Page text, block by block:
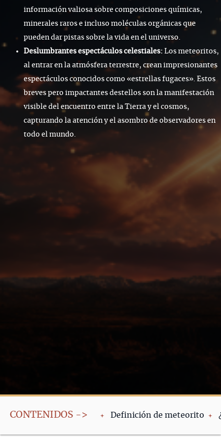
información valiosa sobre composiciones químicas,
minerales raros e incluso moléculas orgánicas que
pueden dar pistas sobre la vida en el universo.
Deslumbrantes espectáculos celestiales: Los meteoritos,
al entrar en la atmósfera terrestre, crean impresionantes
espectáculos conocidos como «estrellas fugaces». Estos
breves pero impactantes destellos son la manifestación
visible del encuentro entre la Tierra y el cosmos,
capturando la atención y el asombro de observadores en
todo el mundo.
CONTENIDOS -> Definición de meteorito